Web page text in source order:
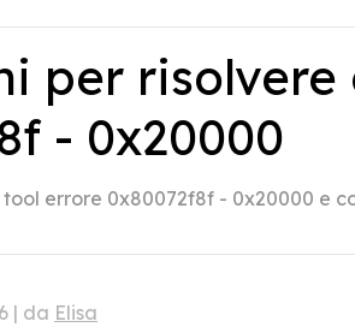
per
- 0x20000
errore 0x80072f8f - 0x20000 e
| da Elisa